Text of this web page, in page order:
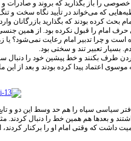
را باز بگذارید که بروند و صادرات
که می‌‌خواند در تأیید نگاه سخت و
کرده بودند که بگذارید بازرگانان
حرف امام را قبول نکرده بود. از
و چرا تدبیر امام رعایت نمی‌شود؟
بسیار تعبیر تند و سختی بود.
طرف بکنند و خط پیشین خود را
موسوی اعتماد پیدا کرده بودند و
سیاسی سپاه را هم حد وسط این دو و
و بعدها هم همین خط را دنبال
که وقتی امام او را برکنار کردند،